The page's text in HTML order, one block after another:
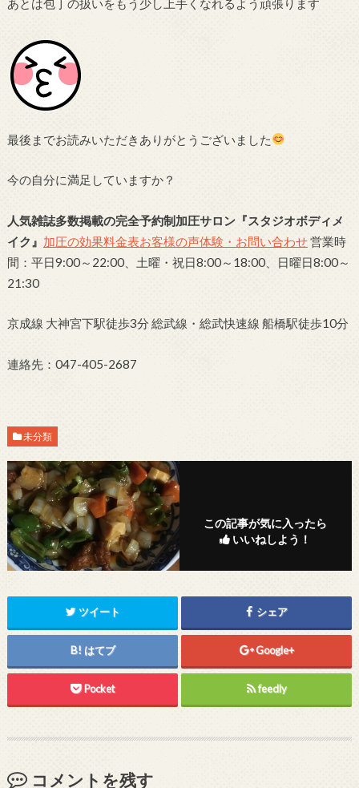
あとは包丁の扱いをもう少し上手くなれるよう頑張ります
最後までお読みいただきありがとうございました
今の自分に満足していますか？
人気雑誌多数掲載の完全予約制加圧サロン『スタジオボディメ
イク』 加圧の効果料金表お客様の声体験・お問い合わせ営業時
間：平日9:00～22:00、土曜・祝日8:00～18:00、日曜日8:00～
21:30
京成線 大神宮下駅徒歩3分 総武線・総武快速線 船橋駅徒歩10分
連絡先：047-405-2687
未分類
この記事が気に入ったら
いいねしよう！
ツイート シェア
はてブ Google+
Pocket feedly
コメントを残す